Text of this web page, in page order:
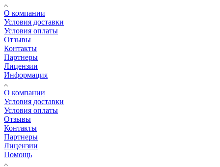
О компании
Условия доставки
Условия оплаты
Отзывы
Контакты
Партнеры
Лицензии
Информация
О компании
Условия доставки
Условия оплаты
Отзывы
Контакты
Партнеры
Лицензии
Помощь